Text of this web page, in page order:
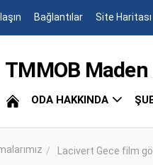
Bağlantılar Site Haritası
TMMOB
ODA HAKKINDA
Lacivert Gece film